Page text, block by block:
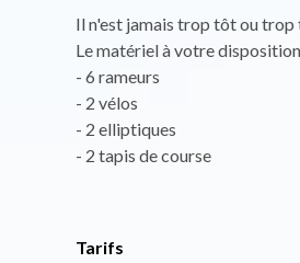
Il n'est jamais trop tôt ou
Le matériel à votre
- 6 rameurs
- 2 vélos
- 2 elliptiques
- 2 tapis de course
Tarifs